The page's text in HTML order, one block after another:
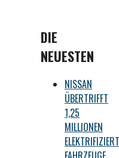
DIE
NEUESTEN
NISSAN
ÜBERTRIFFT
1,25
MILLIONEN